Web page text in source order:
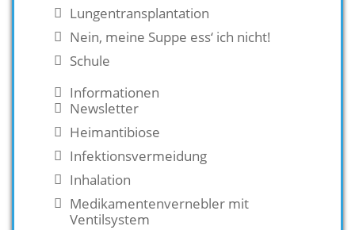
Lungentransplantation
Nein, meine Suppe ess‘ ich nicht!
Schule
Informationen
Newsletter
Heimantibiose
Infektionsvermeidung
Inhalation
Medikamentenvernebler mit
Ventilsystem